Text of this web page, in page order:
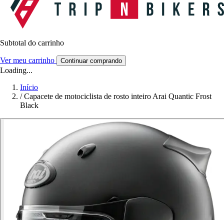
Subtotal do carrinho
Ver meu carrinho Continuar comprando
Loading...
Início
/ Capacete de motociclista de rosto inteiro Arai Quantic Frost
Black